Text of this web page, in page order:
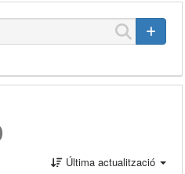
Última actualització